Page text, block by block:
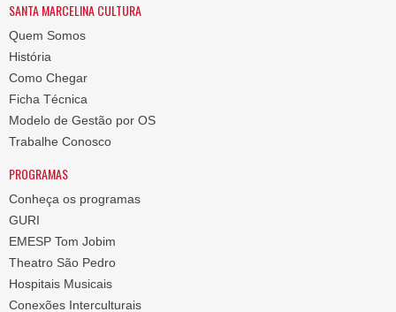
SANTA MARCELINA CULTURA
Quem Somos
História
Como Chegar
Ficha Técnica
Modelo de Gestão por OS
Trabalhe Conosco
PROGRAMAS
Conheça os programas
GURI
EMESP Tom Jobim
Theatro São Pedro
Hospitais Musicais
Conexões Interculturais